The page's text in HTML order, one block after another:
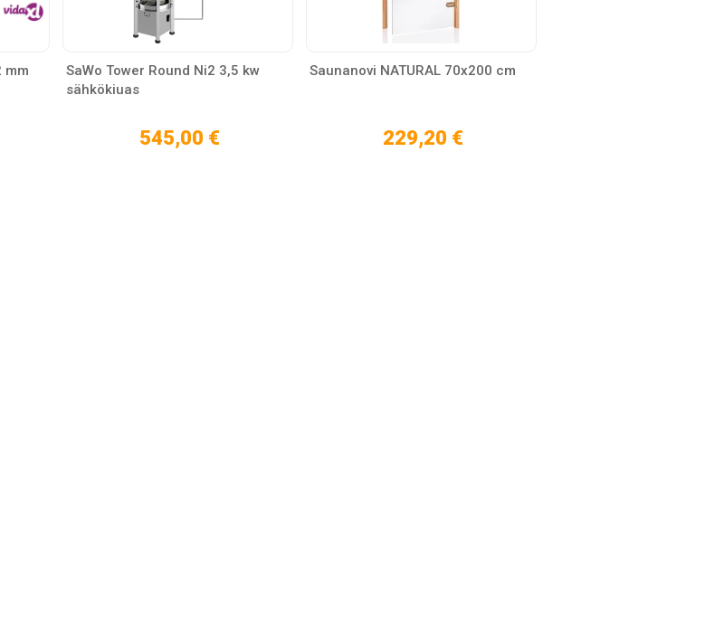
mm
SaWo Tower Round Ni2 3,5 kw
sähkökiuas
545,00 €
Saunanovi NATURAL 70x200 cm
229,20 €